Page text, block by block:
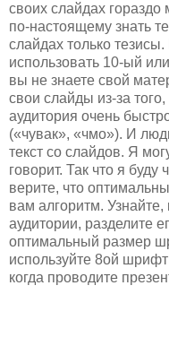
своих слайдах гораздо
по-настоящему знать
слайдах только
использовать 10-ый
вы не знаете свой
свои слайды из-за
аудитория очень
(«чувак», «чмо»). И
текст со слайдов. Я
говорит. Так что я
верите, что
вам алгоритм.
аудитории, разделите
оптимальный размер
используйте 8ой
когда проводите